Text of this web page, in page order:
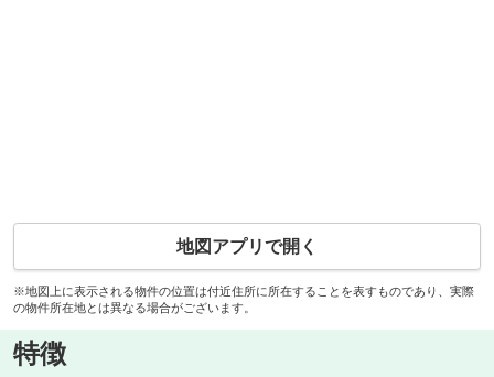
地図アプリで開く
※地図上に表示される物件の位置は付近住所に所在することを表すものであり、実際
の物件所在地とは異なる場合がございます。
特徴